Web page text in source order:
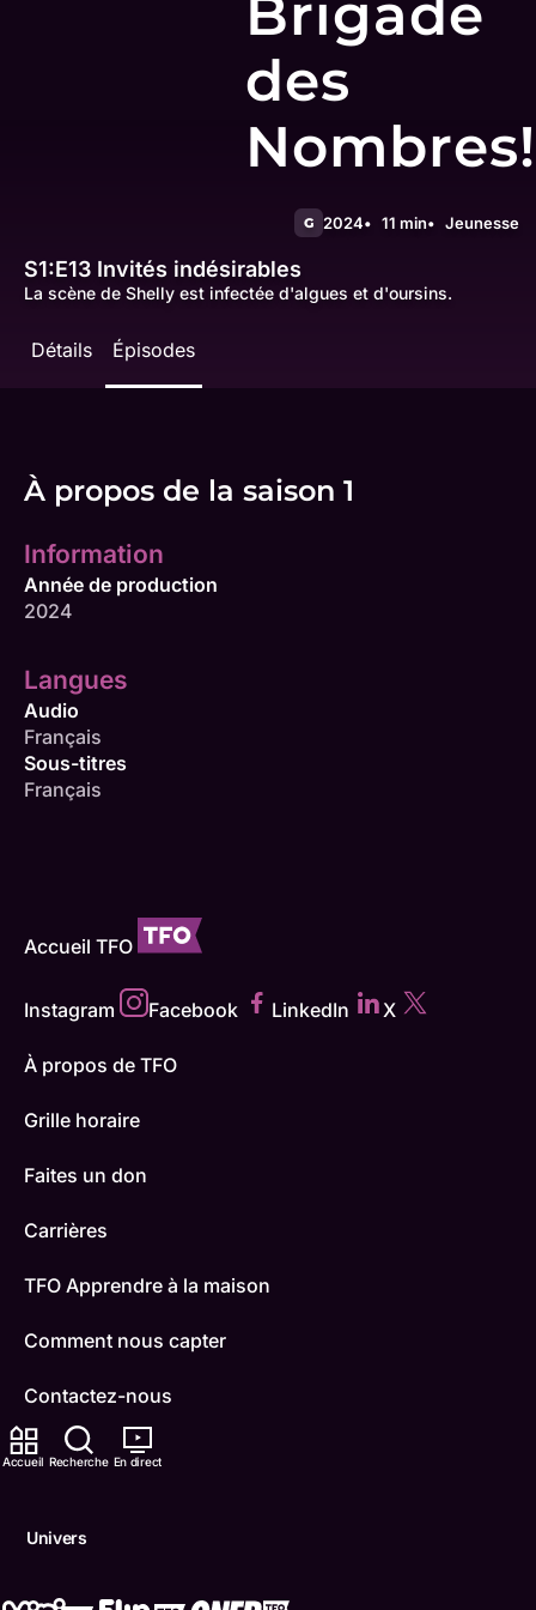
Accueil Recherche En direct
Univers
Brigade
des
Nombres!
G 2024 11 min Jeunesse
S1:E13 Invités indésirables
La scène de Shelly est infectée d'algues et d'oursins.
Détails Épisodes
À propos de la saison 1
Information
Année de production
2024
Langues
Audio
Français
Sous-titres
Français
Accueil TFO
Instagram Facebook LinkedIn X
À propos de TFO
Grille horaire
Faites un don
Carrières
TFO Apprendre à la maison
Comment nous capter
Contactez-nous
ONFR